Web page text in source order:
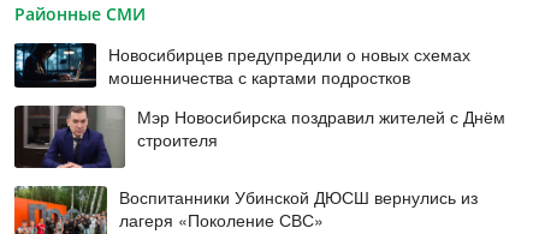
Районные СМИ
Новосибирцев предупредили о новых схемах
мошенничества с картами подростков
Мэр Новосибирска поздравил жителей с Днём
строителя
Воспитанники Убинской ДЮСШ вернулись из
лагеря «Поколение СВС»